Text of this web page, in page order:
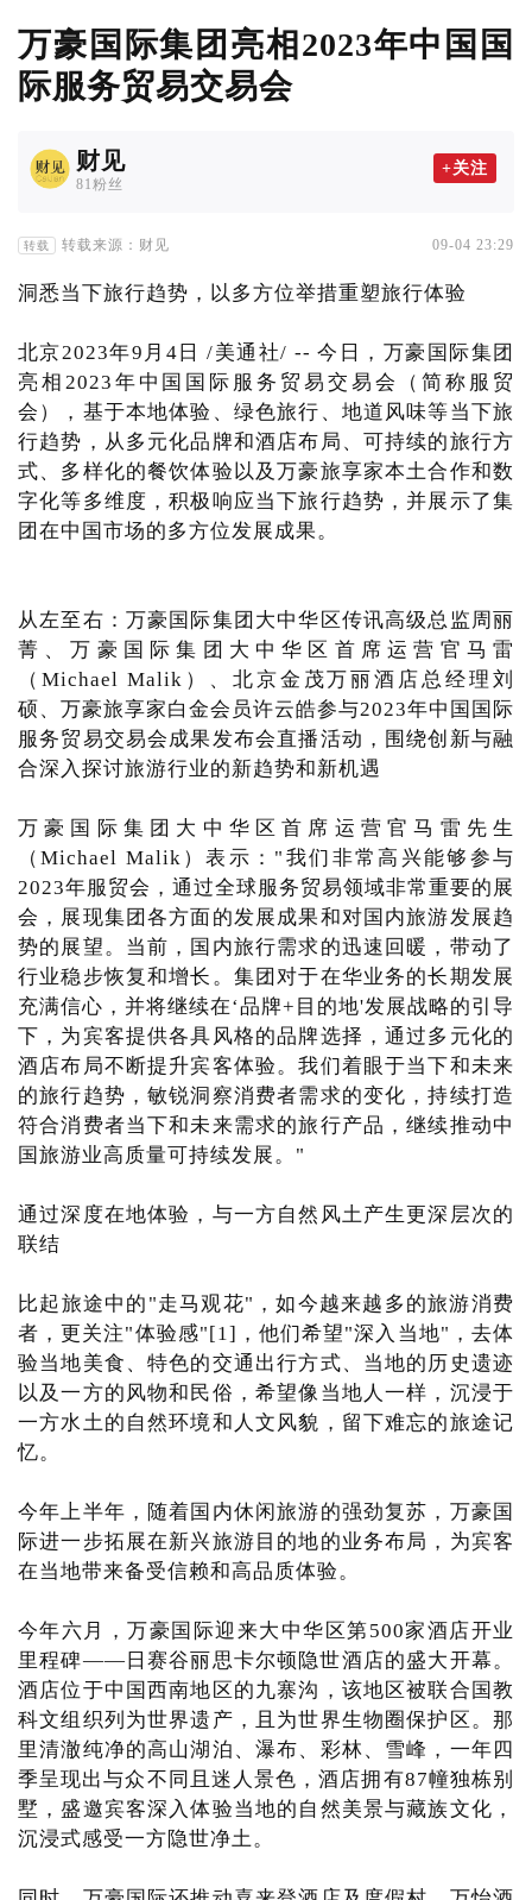
万豪国际集团亮相2023年中国国
际服务贸易交易会
财见
81粉丝
+关注
转载 转载来源：财见 09-04 23:29
洞悉当下旅行趋势，以多方位举措重塑旅行体验
北京2023年9月4日 /美通社/ -- 今日，万豪国际集团
亮相2023年中国国际服务贸易交易会（简称服贸
会），基于本地体验、绿色旅行、地道风味等当下旅
行趋势，从多元化品牌和酒店布局、可持续的旅行方
式、多样化的餐饮体验以及万豪旅享家本土合作和数
字化等多维度，积极响应当下旅行趋势，并展示了集
团在中国市场的多方位发展成果。
从左至右：万豪国际集团大中华区传讯高级总监周丽
菁、万豪国际集团大中华区首席运营官马雷
（Michael Malik）、北京金茂万丽酒店总经理刘
硕、万豪旅享家白金会员许云皓参与2023年中国国际
服务贸易交易会成果发布会直播活动，围绕创新与融
合深入探讨旅游行业的新趋势和新机遇
万豪国际集团大中华区首席运营官马雷先生
（Michael Malik）表示："我们非常高兴能够参与
2023年服贸会，通过全球服务贸易领域非常重要的展
会，展现集团各方面的发展成果和对国内旅游发展趋
势的展望。当前，国内旅行需求的迅速回暖，带动了
行业稳步恢复和增长。集团对于在华业务的长期发展
充满信心，并将继续在‘品牌+目的地'发展战略的引导
下，为宾客提供各具风格的品牌选择，通过多元化的
酒店布局不断提升宾客体验。我们着眼于当下和未来
的旅行趋势，敏锐洞察消费者需求的变化，持续打造
符合消费者当下和未来需求的旅行产品，继续推动中
国旅游业高质量可持续发展。"
通过深度在地体验，与一方自然风土产生更深层次的
联结
比起旅途中的"走马观花"，如今越来越多的旅游消费
者，更关注"体验感"[1]，他们希望"深入当地"，去体
验当地美食、特色的交通出行方式、当地的历史遗迹
以及一方的风物和民俗，希望像当地人一样，沉浸于
一方水土的自然环境和人文风貌，留下难忘的旅途记
忆。
今年上半年，随着国内休闲旅游的强劲复苏，万豪国
际进一步拓展在新兴旅游目的地的业务布局，为宾客
在当地带来备受信赖和高品质体验。
今年六月，万豪国际迎来大中华区第500家酒店开业
里程碑——日赛谷丽思卡尔顿隐世酒店的盛大开幕。
酒店位于中国西南地区的九寨沟，该地区被联合国教
科文组织列为世界遗产，且为世界生物圈保护区。那
里清澈纯净的高山湖泊、瀑布、彩林、雪峰，一年四
季呈现出与众不同且迷人景色，酒店拥有87幢独栋别
墅，盛邀宾客深入体验当地的自然美景与藏族文化，
沉浸式感受一方隐世净土。